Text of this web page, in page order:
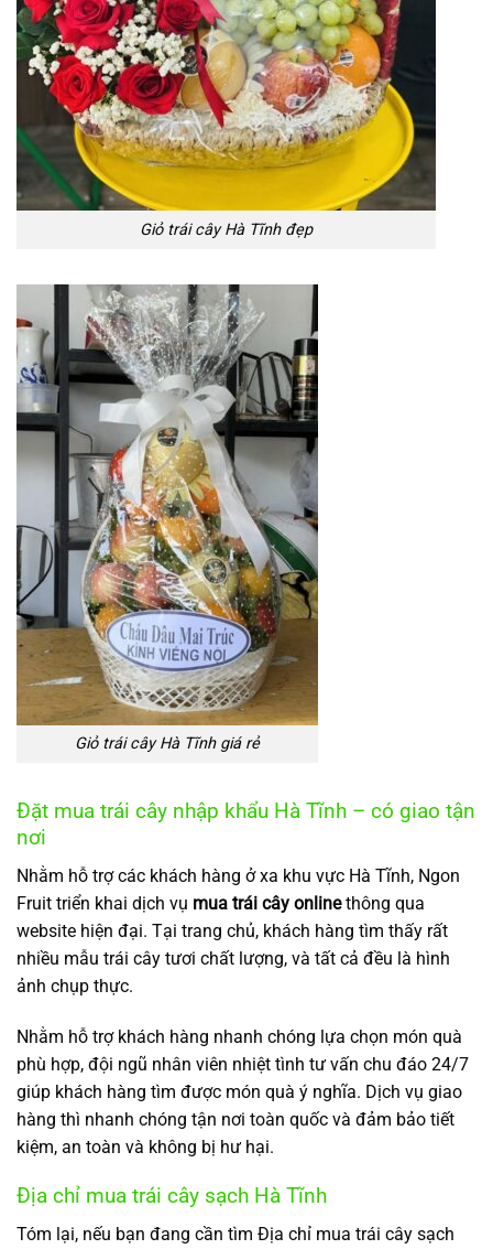
Giỏ trái cây Hà Tĩnh đẹp
Giỏ trái cây Hà Tĩnh giá rẻ
Đặt mua trái cây nhập khẩu Hà Tĩnh – có giao tận
nơi
Nhằm hỗ trợ các khách hàng ở xa khu vực Hà Tĩnh, Ngon
Fruit triển khai dịch vụ mua trái cây onlinethông qua
website hiện đại. Tại trang chủ, khách hàng tìm thấy rất
nhiều mẫu trái cây tươi chất lượng, và tất cả đều là hình
ảnh chụp thực.
Nhằm hỗ trợ khách hàng nhanh chóng lựa chọn món quà
phù hợp, đội ngũ nhân viên nhiệt tình tư vấn chu đáo 24/7
giúp khách hàng tìm được món quà ý nghĩa. Dịch vụ giao
hàng thì nhanh chóng tận nơi toàn quốc và đảm bảo tiết
kiệm, an toàn và không bị hư hại.
Địa chỉ mua trái cây sạch Hà Tĩnh
Tóm lại, nếu bạn đang cần tìm Địa chỉ mua trái cây sạch